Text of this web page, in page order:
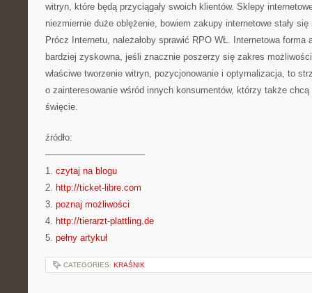
witryn, które będą przyciągały swoich klientów. Sklepy
niezmiernie duże oblężenie, bowiem zakupy internetowe stały
Prócz Internetu, należałoby sprawić RPO WŁ. Internetowa forma
bardziej zyskowna, jeśli znacznie poszerzy się zakres
właściwe tworzenie witryn, pozycjonowanie i optymalizacja, to
o zainteresowanie wśród innych konsumentów, którzy także
święcie.
źródło:
———————————
1. czytaj na blogu
2. http://ticket-libre.com
3. poznaj możliwości
4. http://tierarzt-plattling.de
5. pełny artykuł
CATEGORIES: KRAŚNIK